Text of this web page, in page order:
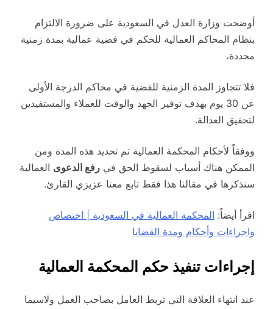
أوضحت وزارة العدل في السعودية على ضرورة الالتزام
بنظام المحاكم العمالية للحكم في قضية عمالية بمدة زمنية
محددة،
فلا تتجاوز المدة الزمنية للقضية في محاكم الدرجة الأولى
عن 30 يوم بهدف توفير الجهد والوقت للعملاء والمستفيدين
لتحقيق العدالة.
ووفقاً لأحكام المحكمة العمالية تم تحديد هذه المدة ومن
الممكن هناك أسباب لسقوط الحق في رفع الدعوى العمالية
سنذكرها في مقالنا هذا فقط تابع معنا عزيزي القارئ.
اقرأ أيضاً: المحكمة العمالية في السعودية | اختصاص
واجراءات وأحكام ومدة القضايا
إجراءات تنفيذ حكم المحكمة العمالية
عند انتهاء العلاقة التي تربط العامل بصاحب العمل ولاسيما